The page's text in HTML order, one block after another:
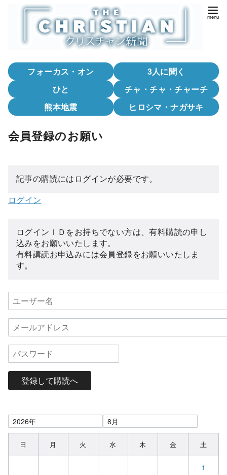
フォーカス・オン
3人に聞く
ひと
チャ・チャ・チャーチ
熊本地震
ヒロシマ・ナガサキ
会員登録のお願い
記事の購読にはログインが必要です。
ログイン
ログインＩＤをお持ちでない方は、有料購読の申し
込みをお願いいたします。
有料講読お申込みには会員登録をお願いいたしま
す。
登録して購読へ
日 月 火 水 木 金 土
1